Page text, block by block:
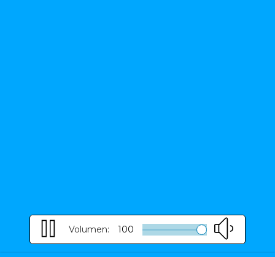
Volumen: 100